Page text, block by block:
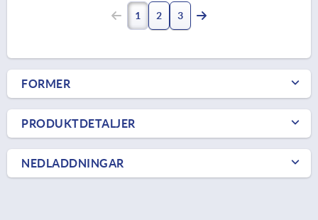
1 2 3
FORMER
PRODUKTDETALJER
NEDLADDNINGAR